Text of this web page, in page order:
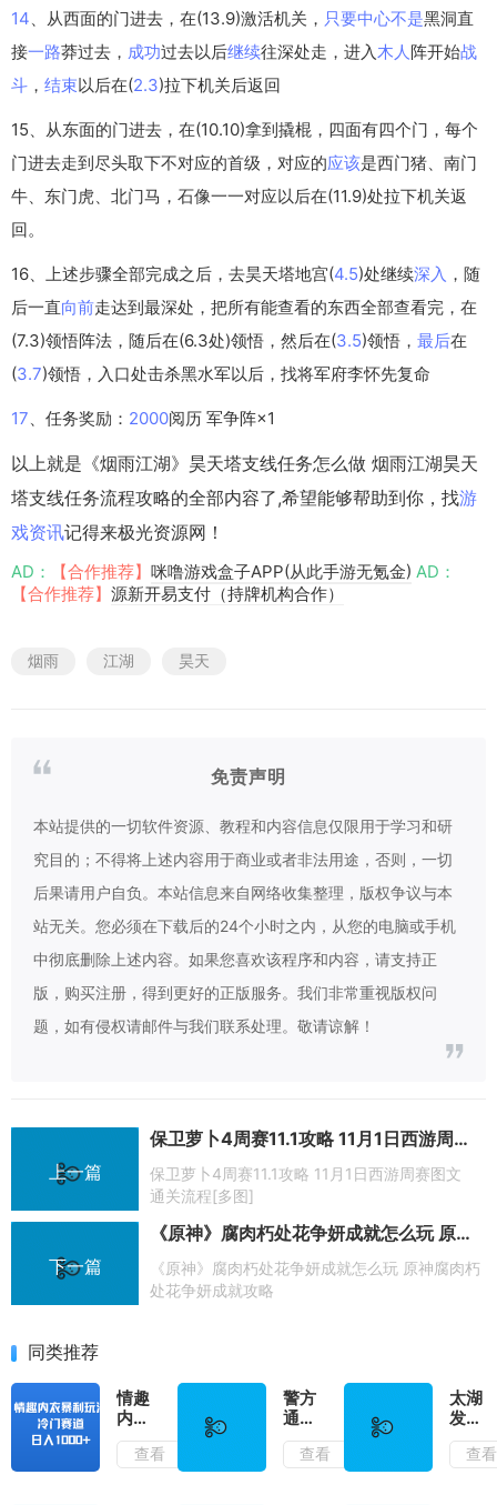
14 、从西面的门进去，在(13.9)激活机关， 只要中心不是黑洞直
接一路莽过去， 成功过去以后继续往深处走，进入 木人 阵开始战
斗 ， 结束以后在(2.3)拉下机关后返回
15、从东面的门进去，在(10.10)拿到撬棍，四面有四个门，每个
门进去走到尽头取下不对应的首级，对应的应该是西门猪、南门
牛、东门虎、北门马，石像一一对应以后在(11.9)处拉下机关返
回。
16、上述步骤全部完成之后，去昊天塔地宫(4.5)处继续深入 ，随
后一直向前走达到最深处，把所有能查看的东西全部查看完，在
(7.3)领悟阵法，随后在(6.3处)领悟，然后在(3.5)领悟， 最后在
(3.7)领悟，入口处击杀黑水军以后，找将军府李怀先复命
17 、任务奖励： 2000阅历 军争阵×1
以上就是《烟雨江湖》昊天塔支线任务怎么做 烟雨江湖昊天
塔支线任务流程攻略的全部内容了,希望能够帮助到你，找游
戏资讯记得来极光资源网！
AD： 【合作推荐】 咪噜游戏盒子APP(从此手游无氪金) AD：
【合作推荐】 源新开易支付（持牌机构合作）
烟雨 江湖 昊天
免责声明
本站提供的一切软件资源、教程和内容信息仅限用于学习和研
究目的；不得将上述内容用于商业或者非法用途，否则，一切
后果请用户自负。本站信息来自网络收集整理，版权争议与本
站无关。您必须在下载后的24个小时之内，从您的电脑或手机
中彻底删除上述内容。如果您喜欢该程序和内容，请支持正
版，购买注册，得到更好的正版服务。我们非常重视版权问
题，如有侵权请邮件与我们联系处理。敬请谅解！
上一篇
保卫萝卜4周赛11.1攻略 11月1日西游周赛图文通关流程[多图]
保卫萝卜4周赛11.1攻略 11月1日西游周赛图文
通关流程[多图]
下一篇
《原神》腐肉朽处花争妍成就怎么玩 原神腐肉朽处花争妍成就攻略
《原神》腐肉朽处花争妍成就怎么玩 原神腐肉朽
处花争妍成就攻略
同类推荐
情趣
内衣
暴利
查看
警方
通报
男子
遭奔
查看
太湖
发生
2025
年第
查看